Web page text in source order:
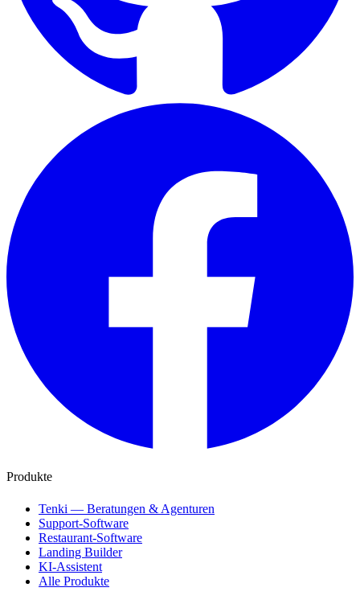
Produkte
Tenki — Beratungen & Agenturen
Support-Software
Restaurant-Software
Landing Builder
KI-Assistent
Alle Produkte